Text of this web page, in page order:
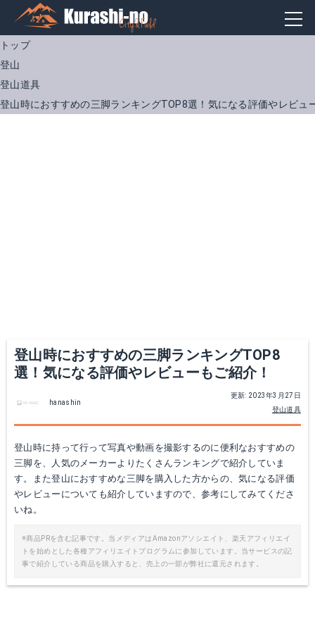
トップ
登山
登山道具
登山時におすすめの三脚ランキングTOP8選！気になる評価やレビュ
登山時におすすめの三脚ランキングTOP8
選！気になる評価やレビューもご紹介！
更新: 2023年3月27日
登山道具
hanashin
登山時に持って行って写真や動画を撮影するのに便利なおすすめの
三脚を、人気のメーカーよりたくさんランキングで紹介していま
す。また登山におすすめな三脚を購入した方からの、気になる評価
やレビューについても紹介していますので、参考にしてみてくださ
いね。
※商品PRを含む記事です。当メディアはAmazonアソシエイト、楽天アフィリエイ
トを始めとした各種アフィリエイトプログラムに参加しています。当サービスの記
事で紹介している商品を購入すると、売上の一部が弊社に還元されます。
三脚 King トライアングル シルバー
Amazonで詳細を見る
楽天で詳細を見る
Amazonで詳細を見る
楽天で詳細を見る